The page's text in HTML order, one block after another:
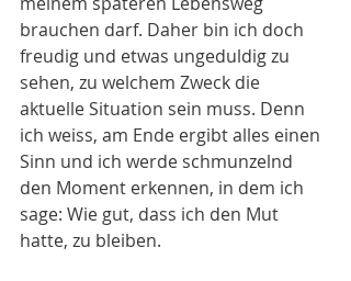
brauchen darf. Daher bin ich doch
freudig und etwas ungeduldig zu
sehen, zu welchem Zweck die
aktuelle Situation sein muss. Denn
ich weiss, am Ende ergibt alles einen
Sinn und ich werde schmunzelnd
den Moment erkennen, in dem ich
sage: Wie gut, dass ich den Mut
hatte, zu bleiben.